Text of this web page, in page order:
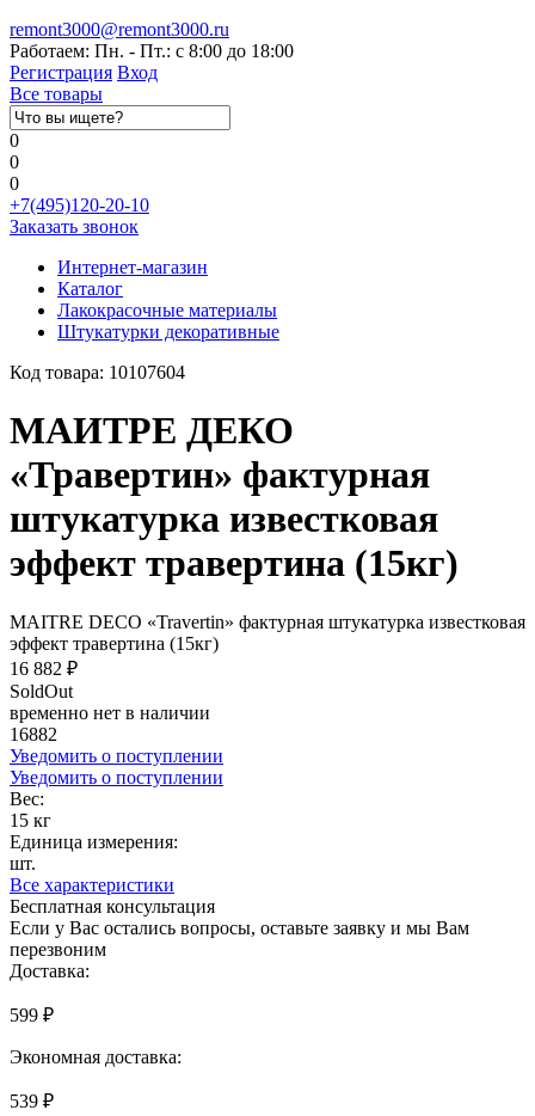
remont3000@remont3000.ru
Работаем: Пн. - Пт.: с 8:00 до 18:00
Регистрация Вход
Все товары
0
0
0
+7(495)120-20-10
Заказать звонок
Интернет-магазин
Каталог
Лакокрасочные материалы
Штукатурки декоративные
Код товара: 10107604
МАИТРЕ ДЕКО
«Травертин» фактурная
штукатурка известковая
эффект травертина (15кг)
MAITRE DECO «Travertin» фактурная штукатурка известковая
эффект травертина (15кг)
16 882 ₽
SoldOut
временно нет в наличии
16882
Уведомить о поступлении
Уведомить о поступлении
Вес:
15 кг
Единица измерения:
шт.
Все характеристики
Бесплатная консультация
Если у Вас остались вопросы, оставьте заявку и мы Вам
перезвоним
Доставка:
599 ₽
Экономная доставка:
539 ₽